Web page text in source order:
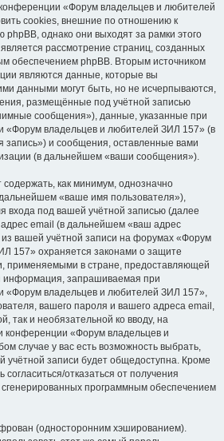
«Форум владельцев и любителей
cookies, внешние по отношению к
однако они выходят за рамки этого
рассмотрение страниц, созданных
обеспечением phpBB. Вторым источником
являются данные, которые вы
данными могут быть, но не исчерпываются,
размещённые под учётной записью
сообщения»), данные, указанные при
«Форум владельцев и любителей ЗИЛ 157» (в
и сообщения, оставленные вами
(в дальнейшем «ваши сообщения»).
содержать, как минимум, однозначно
«ваше имя пользователя»),
входа под вашей учётной записью (далее
email (в дальнейшем «ваш адрес
вашей учётной записи на форумах «Форум
157» охраняется законами о защите
применяемыми в стране, предоставляющей
информация, запрашиваемая при
«Форум владельцев и любителей ЗИЛ 157»,
вашего пароля и вашего адреса email,
так и необязательной ко вводу, на
конференции «Форум владельцев и
случае у вас есть возможность выбрать,
учётной записи будет общедоступна. Кроме
согласиться/отказаться от получения
программным обеспечением
(односторонним хэшированием).